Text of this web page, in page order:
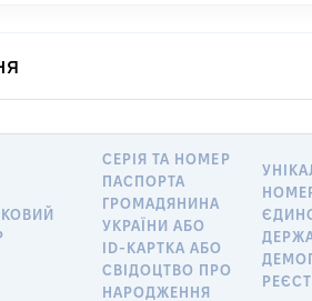
СЕРІЯ ТА НОМЕР
ПАСПОРТА
ГРОМАДЯНИНА
УКРАЇНИ АБО
ID-КАРТКА АБО
СВІДОЦТВО ПРО
НАРОДЖЕННЯ